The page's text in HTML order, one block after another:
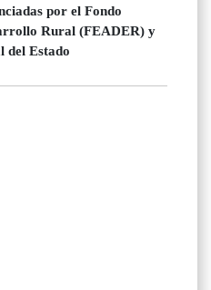
por el Fondo
Rural (FEADER) y
del Estado